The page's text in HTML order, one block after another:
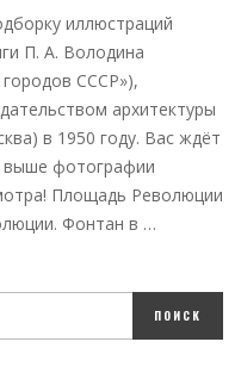
иллюстраций
П. А. Володина
городов СССР»),
архитектуры
в 1950 году. Вас ждёт
выше фотографии
Площадь Революции
Фонтан в …